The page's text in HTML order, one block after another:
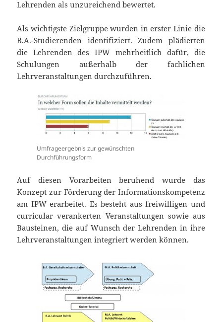
Lehrenden als unzureichend bewertet.
Als wichtigste Zielgruppe wurden in erster Linie die
B.A.-Studierenden identifiziert. Zudem plädierten
die Lehrenden des IPW mehrheitlich dafür, die
Schulungen außerhalb der fachlichen
Lehrveranstaltungen durchzuführen.
Umfrageergebnis zur gewünschten
Durchführungsform
Auf diesen Vorarbeiten beruhend wurde das
Konzept zur Förderung der Informationskompetenz
am IPW erarbeitet. Es besteht aus freiwilligen und
curricular verankerten Veranstaltungen sowie aus
Bausteinen, die auf Wunsch der Lehrenden in ihre
Lehrveranstaltungen integriert werden können.